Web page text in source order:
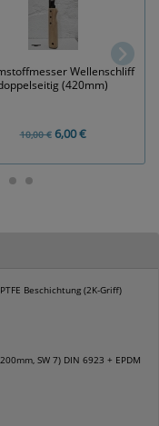
Beschichtung (2K-Griff)
SW 7) DIN 6923 + EPDM
Wellenschliff
(420mm)
10,00 €6,00 €